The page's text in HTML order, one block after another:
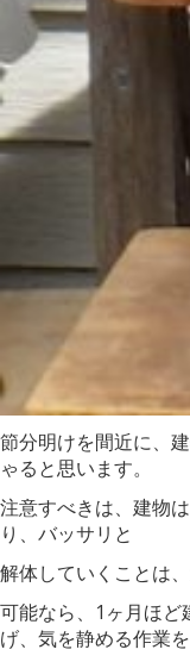
節分明けを間近に、
ゃると思います。
注意すべきは、建物
り、バッサリと
解体していくことは
可能なら、1ヶ月ほど
げ、気を静める作業